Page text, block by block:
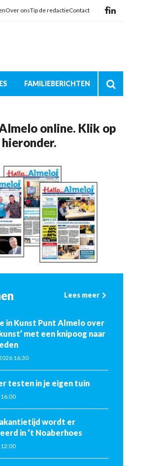
Over onsTip de redactieContact
FAMILIEBERICHTEN
online. Klik op
Lees meer
in Kunst Punt Almelo over
met een knipoog naar
16:30
Zitmaaier testen in je eigen tuin
wordt er
in ‘t Noaberhoes